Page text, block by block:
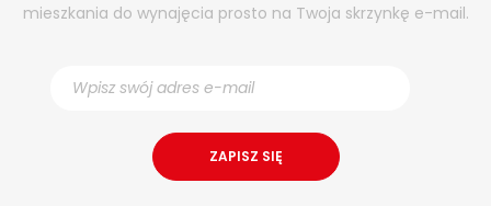
mieszkania do wynajęcia prosto na Twoja skrzynkę e-mail.